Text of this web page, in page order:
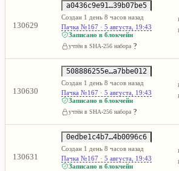
130629
a0436c9e91…39b07be5
Создан 1 день 8 часов назад
Пачка №167 · 5 августа, 19:43
Записано в блокчейн
учтён в SHA-256 набора ?
130630
508886255e…a7bbe012
Создан 1 день 8 часов назад
Пачка №167 · 5 августа, 19:43
Записано в блокчейн
учтён в SHA-256 набора ?
130631
0edbe1c4b7…4b0096c6
Создан 1 день 8 часов назад
Пачка №167 · 5 августа, 19:43
Записано в блокчейн